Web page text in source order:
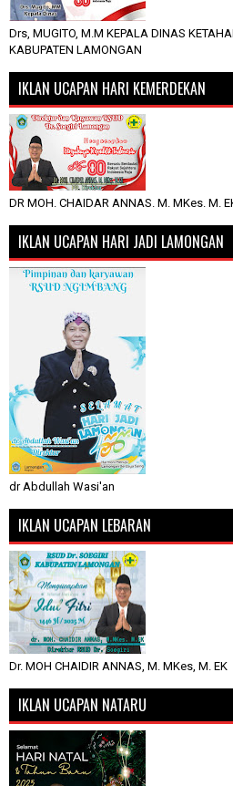
Drs, MUGITO, M.M KEPALA DINAS
KABUPATEN LAMONGAN
IKLAN UCAPAN HARI KEMERDEKAN
DR MOH. CHAIDAR ANNAS. M. MKes. M.
IKLAN UCAPAN HARI JADI LAMONGAN
dr Abdullah Wasi'an
IKLAN UCAPAN LEBARAN
Dr. MOH CHAIDIR ANNAS, M. MKes, M. EK
IKLAN UCAPAN NATARU